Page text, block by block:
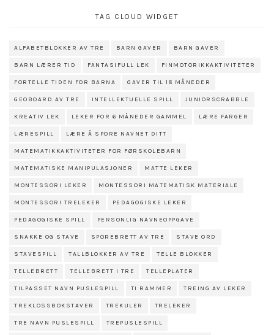
TAG CLOUD WIDGET
ALFABETBLOKKER AV TRE BARN GAVER BARN GAVER
BARN LÆRER TID FANTASIFULL LEK FINMOTORIKKAKTIVITETER
FORTELLE TIDEN FOR BARNA GAVER TIL 18 MÅNEDER
GEOBOARD AV TRE INTELLEKTUELLE SPILL JUNIORSCRABBLE
KREATIV LEK LEKER FOR 6 MÅNEDER GAMMEL LÆRE FARGER
LÆRESPILL LÆRE Å SPORE NAVNET DITT
MATEMATIKKAKTIVITETER FOR FØRSKOLEBARN
MATEMATISKE MANIPULASJONER MATTE LEKER
MONTESSORI LEKER MONTESSORI MATEMATISK MATERIALE
MONTESSORI TRELEKER PEDAGOGISKE LEKER
PEDAGOGISKE SPILL PERSONLIG NAVNEOPPGAVE
SNAKKE OG STAVE SPOREBRETT AV TRE STAVE ORD
STAVESPILL TALLBLOKKER AV TRE TELLE BLOKKER
TELLEBRETT TELLEBRETT I TRE TELLEPLATER
TILPASSET NAVN PUSLESPILL TI RAMMER TREING AV LEKER
TREKLOSSBOKSTAVER TREKULER TRELEKER
TRE NAVN PUSLESPILL TREPUSLESPILL